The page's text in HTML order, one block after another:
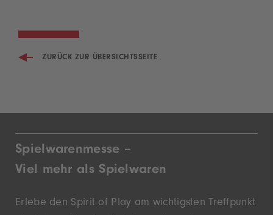
ZURÜCK ZUR ÜBERSICHTSSEITE
Spielwarenmesse –
Viel mehr als Spielwaren
Erlebe den Spirit of Play am wichtigsten Treffpunkt